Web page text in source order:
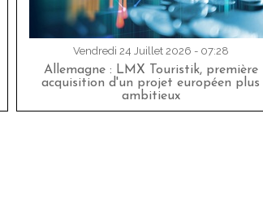
Vendredi 24 Juillet 2026 - 07:28
Allemagne : LMX Touristik, première
acquisition d'un projet européen plus
ambitieux